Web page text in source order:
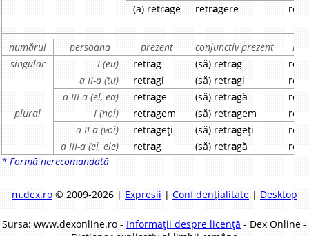
(a) retrage retragere retr
numărul persoana prezent conjunctiv prezent
singular
I (eu) retrag (să) retrag
a II-a (tu)
retragi (să) retragi
a III-a (el, ea)
retrage (să) retragă
plural
I (noi) retragem (să) retragem
a II-a (voi)
retrageți (să) retrageți
a III-a (ei, ele)
retrag (să) retragă
* Formă nerecomandată
m.dex.ro© 2009-2026 | Expresii | Confidențialitate| Desktop
Sursa: www.dexonline.ro - Informații despre licență - Dex Online -